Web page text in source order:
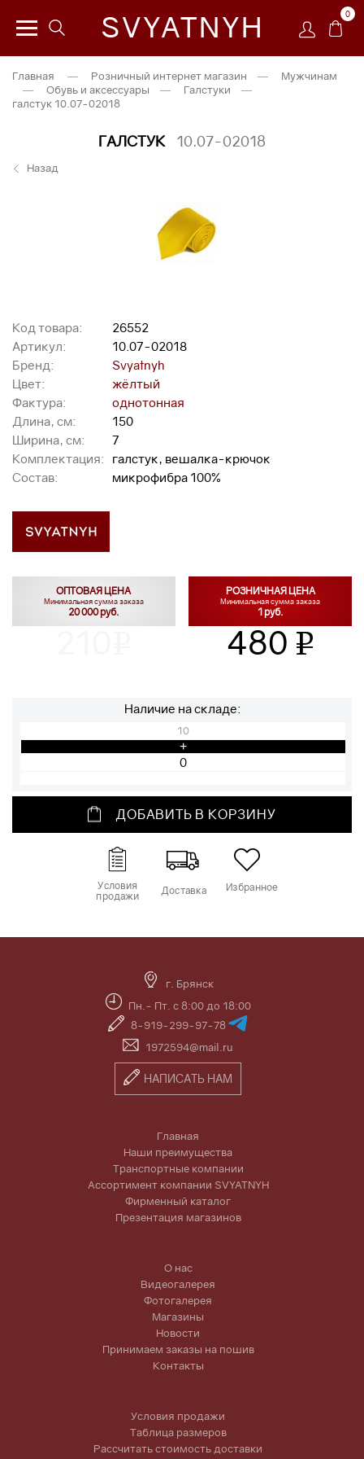
SVYATNYH 0
Главная — Розничный интернет магазин —
Мужчинам
—
Обувь и аксессуары — Галстуки
—
галстук 10.07-02018
ГАЛСТУК 10.07-02018
Назад
Код товара:
26552
Артикул:
10.07-02018
Бренд:
Svyatnyh
Цвет:
жёлтый
Фактура:
однотонная
Длина, см:
150
Ширина, см:
7
Комплектация:
галстук, вешалка-крючок
Состав:
микрофибра 100%
ОПТОВАЯ ЦЕНА
Минимальная сумма заказа
20 000 руб.
РОЗНИЧНАЯ ЦЕНА
Минимальная сумма заказа
1 руб.
480 v
Наличие на складе:
10
+
ДОБАВИТЬ В КОРЗИНУ
Условия
продажи Доставка Избранное
г. Брянск
Пн.- Пт. с 8:00 до 18:00
8-919-299-97-78
1972594@mail.ru
НАПИСАТЬ НАМ
Главная
Наши преимущества
Транспортные компании
Ассортимент компании SVYATNYH
Фирменный каталог
Презентация магазинов
О нас
Видеогалерея
Фотогалерея
Магазины
Новости
Принимаем заказы на пошив
Контакты
Условия продажи
Таблица размеров
Рассчитать стоимость доставки